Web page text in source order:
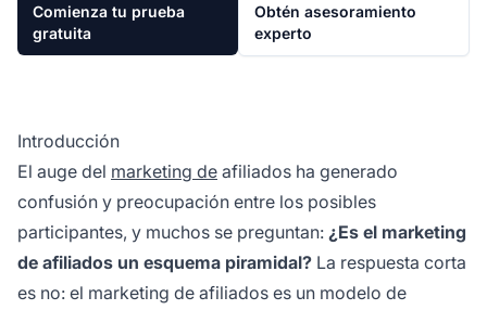
Comienza tu prueba
gratuita
Obtén asesoramiento
experto
Introducción
El auge del marketing de afiliados ha generado
confusión y preocupación entre los posibles
participantes, y muchos se preguntan: ¿Es el marketing
de afiliados un esquema piramidal? La respuesta corta
es no: el marketing de afiliados es un modelo de